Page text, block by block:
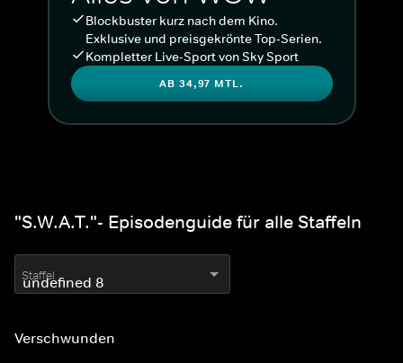
Blockbuster kurz nach dem Kino.
Exklusive und preisgekrönte Top-Serien.
Kompletter Live-Sport von Sky Sport
AB 34,97 MTL.
"S.W.A.T."- Episodenguide für alle Staffeln
Staffel
Verschwunden